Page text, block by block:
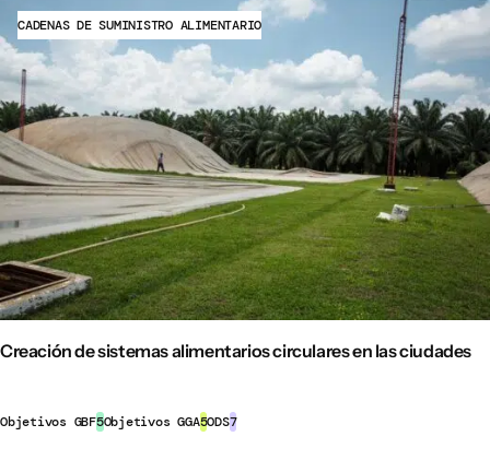
CADENAS DE SUMINISTRO ALIMENTARIO
Creación de sistemas alimentarios circulares en las ciudades
Objetivos GBF5Objetivos GGA5ODS7